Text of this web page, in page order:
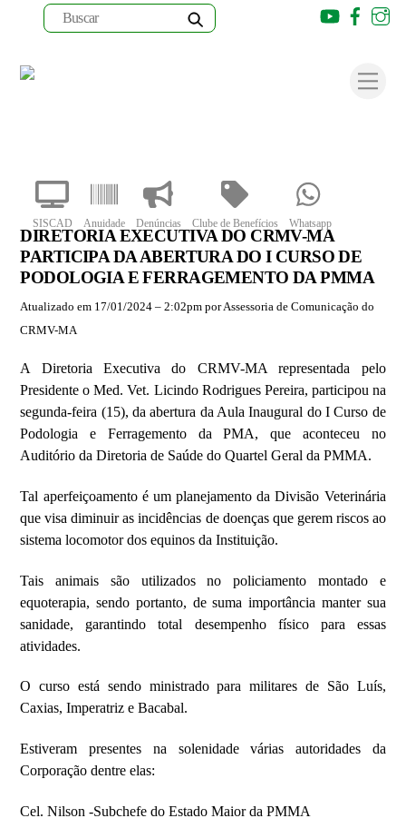
SISCAD Anuidade Denúncias Clube de Benefícios Whatsapp
Youtube
DIRETORIA EXECUTIVA DO CRMV-MA
PARTICIPA DA ABERTURA DO I CURSO DE
PODOLOGIA E FERRAGEMENTO DA PMMA
Atualizado em 17/01/2024 – 2:02pm por Assessoria de Comunicação do
CRMV-MA
A Diretoria Executiva do CRMV-MA representada pelo
Presidente o Med. Vet. Licindo Rodrigues Pereira, participou na
segunda-feira (15), da abertura da Aula Inaugural do I Curso de
Podologia e Ferragemento da PMA, que aconteceu no
Auditório da Diretoria de Saúde do Quartel Geral da PMMA.
Tal aperfeiçoamento é um planejamento da Divisão Veterinária
que visa diminuir as incidências de doenças que gerem riscos ao
sistema locomotor dos equinos da Instituição.
Tais animais são utilizados no policiamento montado e
equoterapia, sendo portanto, de suma importância manter sua
sanidade, garantindo total desempenho físico para essas
atividades.
O curso está sendo ministrado para militares de São Luís,
Caxias, Imperatriz e Bacabal.
Estiveram presentes na solenidade várias autoridades da
Corporação dentre elas:
Cel. Nilson -Subchefe do Estado Maior da PMMA